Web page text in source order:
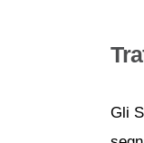
Gli